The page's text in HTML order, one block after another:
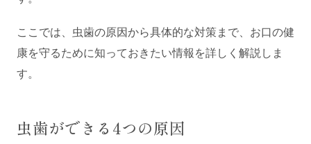
ここでは、虫歯の原因から具体的な対策まで、お口の健
康を守るために知っておきたい情報を詳しく解説しま
す。
虫歯ができる4つの原因